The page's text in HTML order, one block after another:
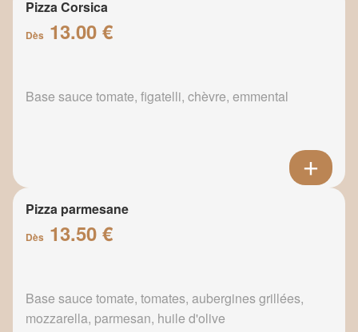
Pizza Corsica
Dès 13.00 €
Base sauce tomate, figatelli, chèvre, emmental
Pizza parmesane
Dès 13.50 €
Base sauce tomate, tomates, aubergines grillées,
mozzarella, parmesan, huile d'olive